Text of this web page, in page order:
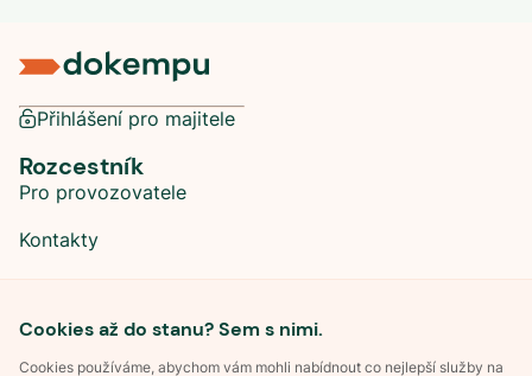
Cookies až do stanu? Sem s nimi.
Cookies používáme, abychom vám mohli nabídnout co nejlepší služby na
Přihlášení pro majitele
Rozcestník
Pro provozovatele
Kontakty